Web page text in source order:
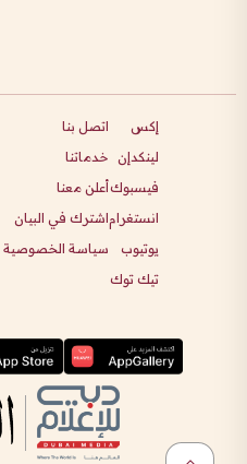
إكس
لينكدإن
فيسبوك
انستغرام
يوتيوب
تيك توك
اتصل بنا
خدماتنا
أعلن معنا
اشترك في البيان
سياسة الخصوصية